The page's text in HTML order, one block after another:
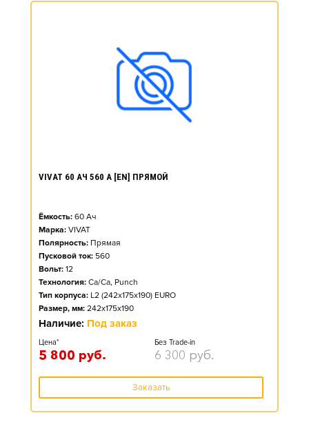
VIVAT 60 АЧ 560 А [EN] ПРЯМОЙ
Ёмкость: 60 Ач
Марка: VIVAT
Полярность: Прямая
Пусковой ток: 560
Вольт: 12
Технология: Ca/Ca, Punch
Тип корпуса: L2 (242x175x190) EURO
Размер, мм: 242x175x190
Наличие: Под заказ
Цена*
5 800 руб.
Без Trade-in
6 300 руб.
Заказать